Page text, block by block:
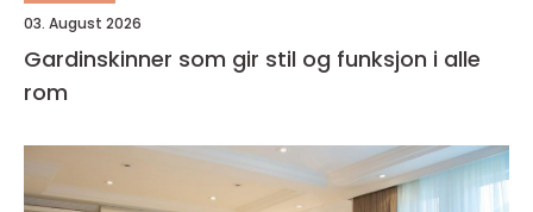
03. August 2026
Gardinskinner som gir stil og funksjon i alle
rom